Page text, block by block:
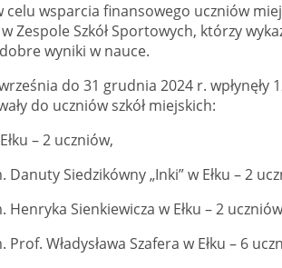
wsparcia finansowego uczniów
Zespole Szkół Sportowych, którzy
wyniki w nauce.
do 31 grudnia 2024 r. wpłynęły
do uczniów szkół miejskich:
– 2 uczniów,
Siedzikówny „Inki” w Ełku – 2
Henryka Sienkiewicza w Ełku – 2
Władysława Szafera w Ełku – 6